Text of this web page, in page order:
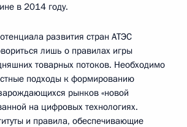
в 2014 году.
развития стран АТЭС
лишь о правилах игры
товарных потоков. Необходимо
подходы к формированию
рынков «новой
на цифровых технологиях.
и правила, обеспечивающие